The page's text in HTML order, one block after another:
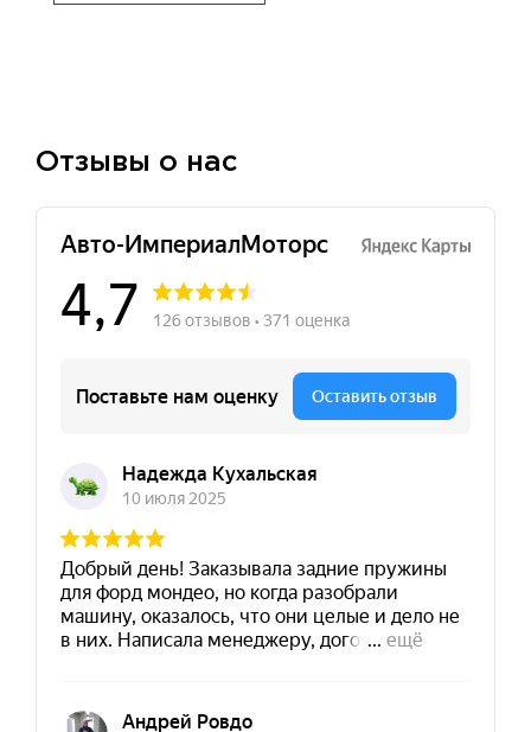
Отзывы о нас